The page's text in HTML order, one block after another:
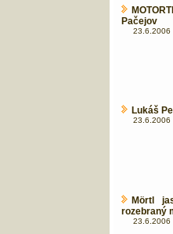
Pačejov
23.6.2006
Lukáš
23.6.2006
Mörtl
rozebraný
23.6.2006